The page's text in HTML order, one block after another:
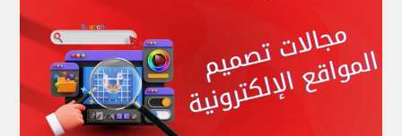
الإلكترونية